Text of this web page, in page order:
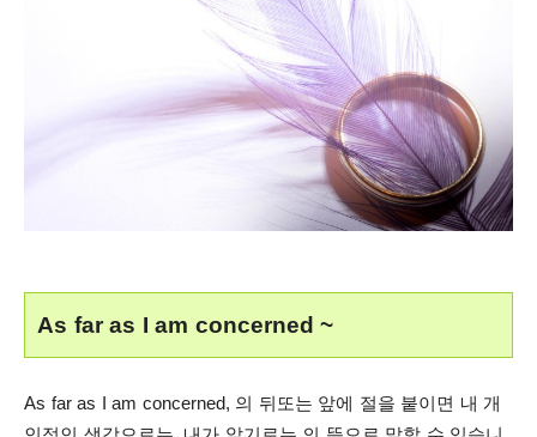
As far as I am concerned ~
As far as I am concerned, 의 뒤또는 앞에 절을 붙이면 내 개